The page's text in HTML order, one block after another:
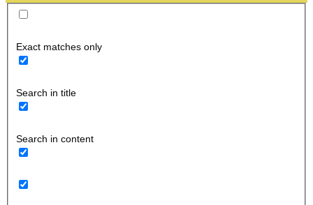
Exact matches only
Search in title
Search in content